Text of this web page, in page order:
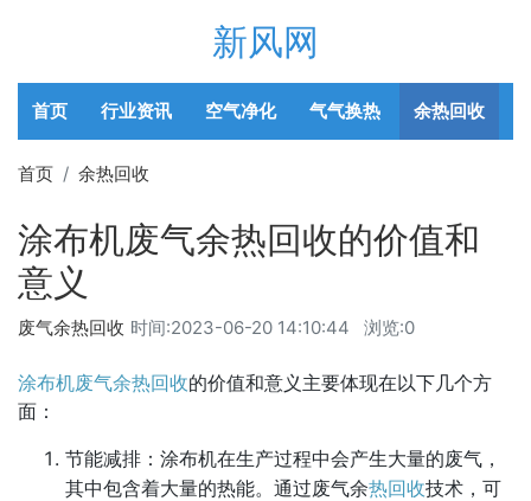
新风网
首页 行业资讯 空气净化 气气换热 余热回收
首页 余热回收
涂布机废气余热回收的价值和
意义
时间:2023-06-20 14:10:44 浏览:0
废气余热回收
涂布机废气余热回收的价值和意义主要体现在以下几个方
面：
节能减排：涂布机在生产过程中会产生大量的废气，
其中包含着大量的热能。通过废气余热回收技术，可